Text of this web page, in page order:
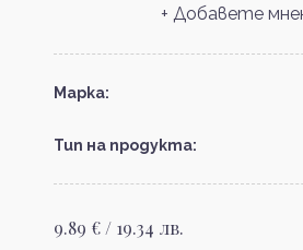
+ Добавете
Марка:
Тип на продукта:
9.89 € / 19.34 лв.